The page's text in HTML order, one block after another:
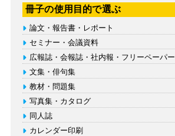
冊子の使用目的で選ぶ
論文・報告書・レポート
セミナー・会議資料
広報誌・会報誌・社内報・フリーペーパー
文集・俳句集
教材・問題集
写真集・カタログ
同人誌
カレンダー印刷